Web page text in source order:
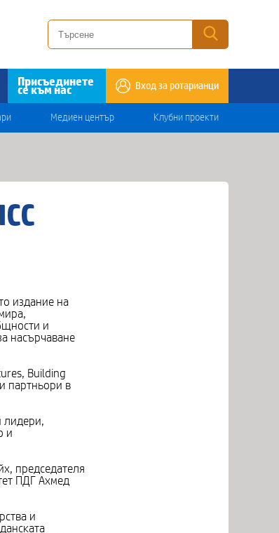
Присъединете
се към нас Вход за ротарианци
Медиен център Клубни проекти
издание на
и
насърчаване
Building
партньори в
лидери,
и
председателя
ПДГ Ахмед
и